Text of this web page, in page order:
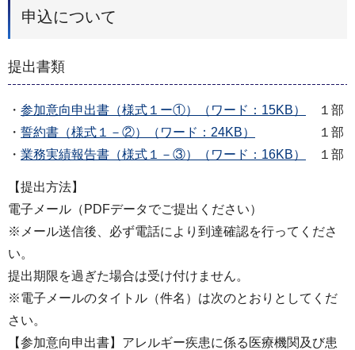
申込について
提出書類
・ 参加意向申出書（様式１ー①）（ワード：15KB）
１部
・ 誓約書（様式１－②）（ワード：24KB）
１部
・ 業務実績報告書（様式１－③）（ワード：16KB） １部
【提出方法】
電子メール（PDFデータでご提出ください）
※メール送信後、必ず電話により到達確認を行ってくださ
い。
提出期限を過ぎた場合は受け付けません。
※電子メールのタイトル（件名）は次のとおりとしてくだ
さい。
【参加意向申出書】アレルギー疾患に係る医療機関及び患